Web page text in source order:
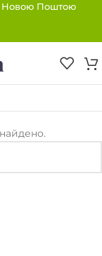
Новою Поштою